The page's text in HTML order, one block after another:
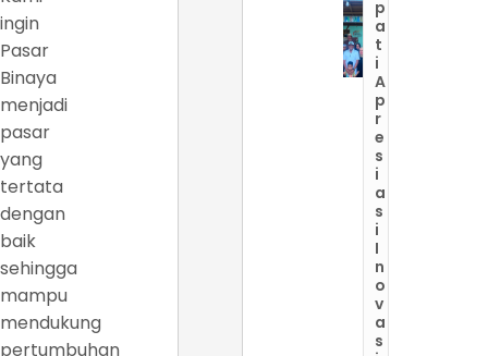
ingin
Pasar
Binaya
menjadi
pasar
yang
tertata
dengan
baik
sehingga
mampu
mendukung
pertumbuhan
p
a
t
i
A
p
r
e
s
i
a
s
i
I
n
o
v
a
s